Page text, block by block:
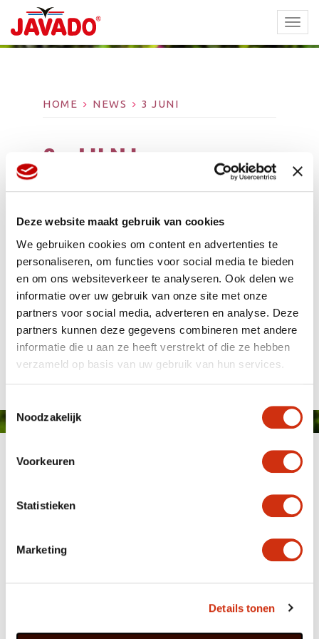
Deze website maakt gebruik van cookies
We gebruiken cookies om content en advertenties te
personaliseren, om functies voor social media te bieden
en om ons websiteverkeer te analyseren. Ook delen we
informatie over uw gebruik van onze site met onze
partners voor social media, adverteren en analyse. Deze
partners kunnen deze gegevens combineren met andere
informatie die u aan ze heeft verstrekt of die ze hebben
verzameld op basis van uw gebruik van hun services.
Noodzakelijk
Voorkeuren
Statistieken
Marketing
Details tonen
HOME NEWS 3 JUNI
3 JUNI
Gepubliceerd op: 4 juni 2015
MEMBER OF GROUP